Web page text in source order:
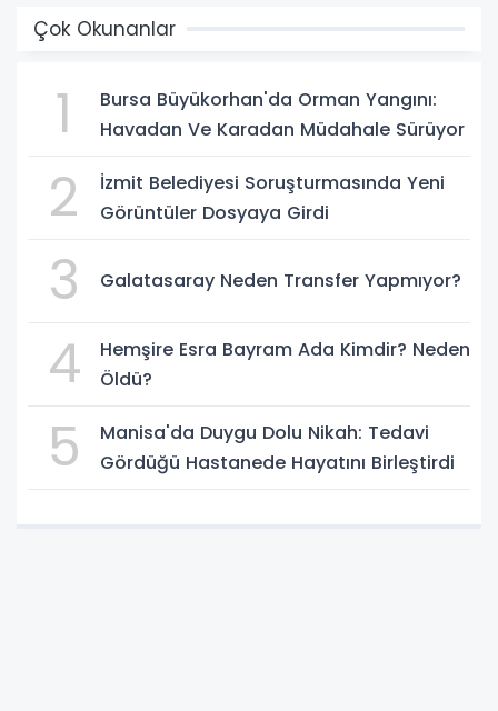
Çok Okunanlar
1
Bursa Büyükorhan'da Orman Yangını:
Havadan Ve Karadan Müdahale Sürüyor
2
İzmit Belediyesi Soruşturmasında Yeni
Görüntüler Dosyaya Girdi
3 Galatasaray Neden Transfer Yapmıyor?
4
Hemşire Esra Bayram Ada Kimdir? Neden
Öldü?
5
Manisa'da Duygu Dolu Nikah: Tedavi
Gördüğü Hastanede Hayatını Birleştirdi